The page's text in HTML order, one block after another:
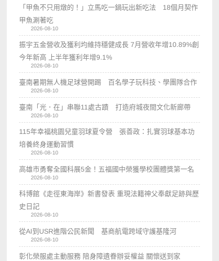
「甲魚不只用燉的！」立馬吃一鍋玩出新吃法 18個月契作
甲魚涮著吃
2026-08-10
振宇五金營收及獲利均維持穩健成長 7月營收年增10.89%創
今年新高 上半年獲利年增9.1%
2026-08-10
臺南暑期無人機足球營開踢 百名學子玩科技、學團隊合作
2026-08-10
臺南「光．在」串聯11處古蹟 打造府城夜間文化新廊帶
2026-08-10
115年幸福桃園兒童羽球夏令營 張善政：扎實羽球基本功
培養終身運動習慣
2026-08-10
高雄市勇奪全國科展5金！五福國中榮獲學校團體獎第一名
2026-08-10
科博館《走徑東海岸》新書發表 重現法籍神父奉獻足跡與歷
史日記
2026-08-10
從AI到USR進階公民新聞 基商航電跨域守護基隆河
2026-08-10
彰化榮服處主動服務 陪身障遺眷辦妥權益 關懷送到家